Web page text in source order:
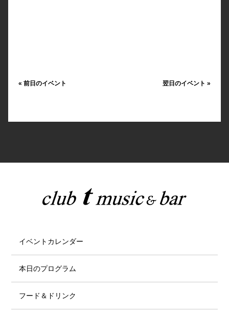
« 前日のイベント 翌日のイベント»
イベントカレンダー
本日のプログラム
フード＆ドリンク